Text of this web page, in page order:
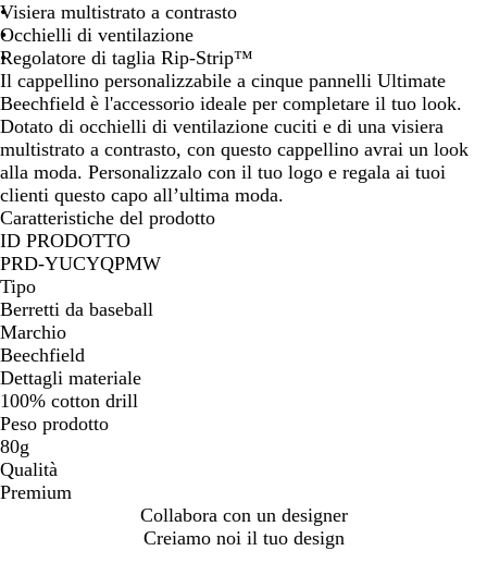
o
g
r
a
f
i
t
e
/
G
r
i
g
i
o
o
s
t
r
i
c
a
o
/
B
l
u
n
a
v
y
R
o
s
s
o
c
l
a
s
s
i
c
o
A
r
a
n
c
i
o
n
e
F
u
c
s
i
a
v
y
/
S
t
u
c
c
o
e
t
t
r
i
c
o
/
B
i
a
n
c
o
V
e
r
d
e
l
i
m
e
c
l
a
s
s
i
c
o
/
B
i
a
n
c
o
v
y
/
R
o
s
s
o
c
l
a
s
s
i
c
o
o
/
B
l
u
n
a
v
y
B
l
u
e
l
e
t
t
r
i
c
o
G
i
a
l
l
o
G
r
i
g
i
o
c
h
i
a
r
o
Visiera multistrato a contrasto
Occhielli di ventilazione
Regolatore di taglia Rip-Strip™
Il cappellino personalizzabile a cinque pannelli Ultimate
Beechfield è l'accessorio ideale per completare il tuo look.
Dotato di occhielli di ventilazione cuciti e di una visiera
multistrato a contrasto, con questo cappellino avrai un look
alla moda. Personalizzalo con il tuo logo e regala ai tuoi
clienti questo capo all’ultima moda.
Caratteristiche del prodotto
ID PRODOTTO
PRD-YUCYQPMW
Tipo
Berretti da baseball
Marchio
Beechfield
Dettagli materiale
100% cotton drill
Peso prodotto
80g
Qualità
Premium
Collabora con un designer
Creiamo noi il tuo design